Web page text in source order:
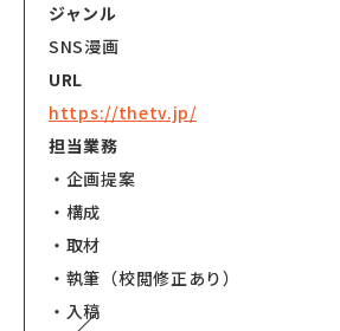
ジャンル
SNS漫画
URL
https://thetv.jp/
担当業務
・企画提案
・構成
・取材
・執筆（校閲修正あり）
・入稿